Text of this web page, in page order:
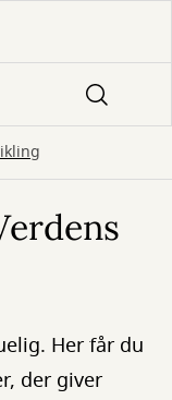
Her får du
der giver